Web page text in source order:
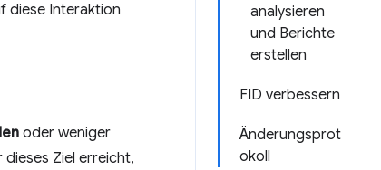
analysieren
und Berichte
erstellen
FID verbessern
Änderungsprot
okoll
diese Interaktion
oder weniger
Ziel erreicht,